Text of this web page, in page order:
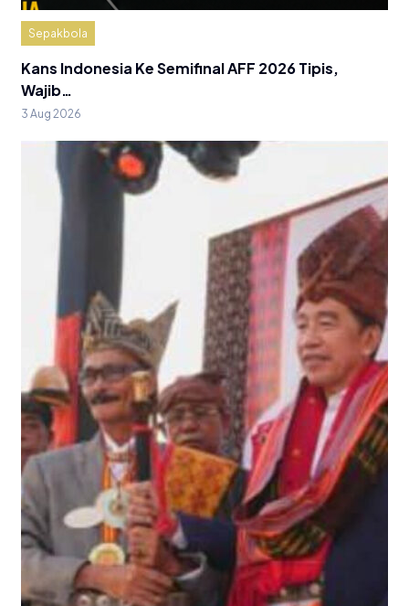
Sepakbola
Kans Indonesia Ke Semifinal AFF 2026 Tipis,
Wajib…
3 Aug 2026